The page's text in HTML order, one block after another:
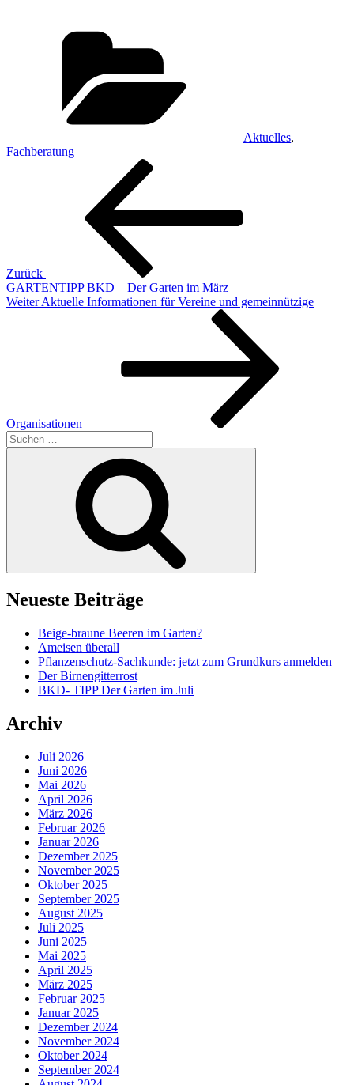
Aktuelles,
Fachberatung
Beitragsnavigation
Zurück
GARTENTIPP BKD – Der Garten im März
Nächster
Weiter Aktuelle Informationen für Vereine und gemeinnützige
Organisationen
Suchen
nach:
Neueste Beiträge
Beige-braune Beeren im Garten?
Ameisen überall
Pflanzenschutz-Sachkunde: jetzt zum Grundkurs anmelden
Der Birnengitterrost
BKD- TIPP Der Garten im Juli
Archiv
Juli 2026
Juni 2026
Mai 2026
April 2026
März 2026
Februar 2026
Januar 2026
Dezember 2025
November 2025
Oktober 2025
September 2025
August 2025
Juli 2025
Juni 2025
Mai 2025
April 2025
März 2025
Februar 2025
Januar 2025
Dezember 2024
November 2024
Oktober 2024
September 2024